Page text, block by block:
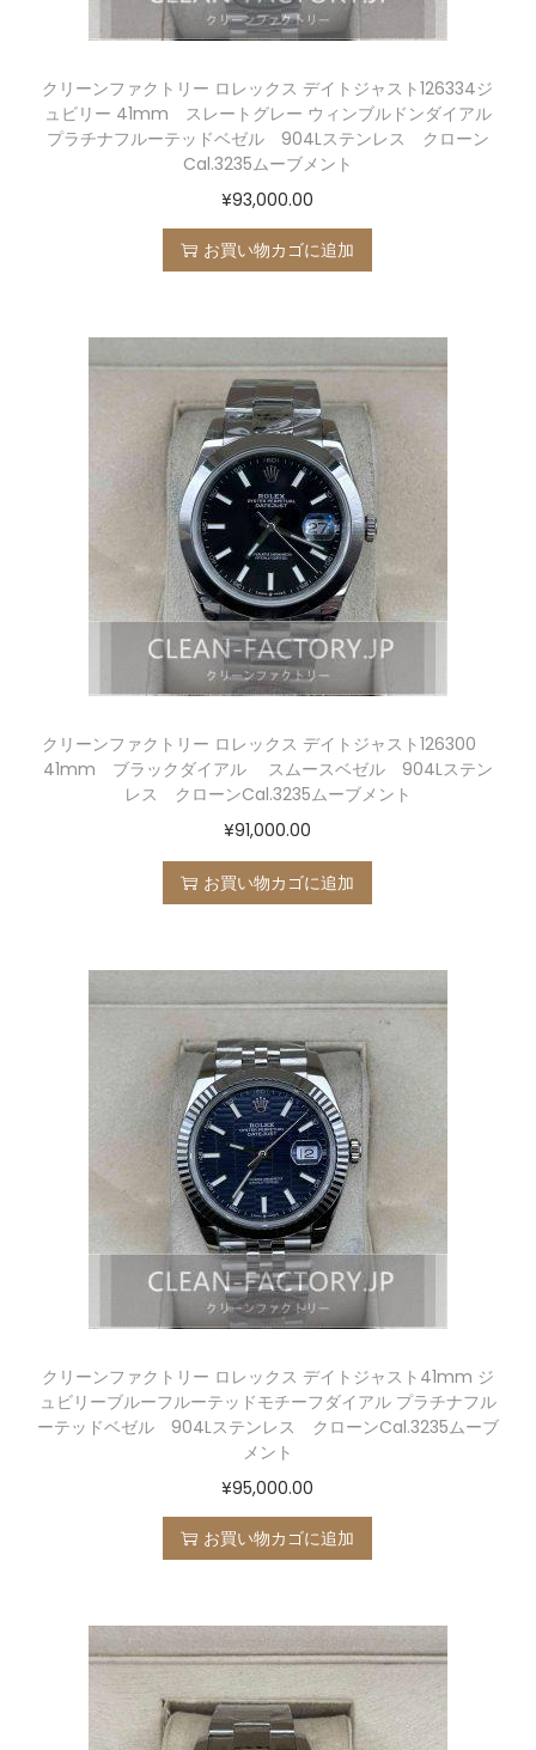
クリーンファクトリー ロレックス デイトジャスト126334ジ
ュビリー 41mm スレートグレー ウィンブルドンダイアル
プラチナフルーテッドベゼル 904Lステンレス クローン
Cal.3235ムーブメント
¥93,000.00
お買い物カゴに追加
クリーンファクトリー ロレックス デイトジャスト126300
41mm ブラックダイアル スムースベゼル 904Lステン
レス クローンCal.3235ムーブメント
¥91,000.00
お買い物カゴに追加
クリーンファクトリー ロレックス デイトジャスト41mm ジ
ュビリーブルーフルーテッドモチーフダイアル プラチナフル
ーテッドベゼル 904Lステンレス クローンCal.3235ムーブ
メント
¥95,000.00
お買い物カゴに追加